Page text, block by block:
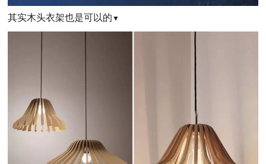
其实木头衣架也是可以的 ▼